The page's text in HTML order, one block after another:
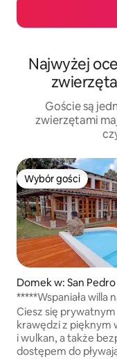
Najwyżej
Goście są
zwierzętami
Wybór gości
Wybór gości
Domek w: San Pedro
una
*****Wspaniała willa
z przytulną plażą
Ciesz się
krawędzi z pięknym
i wulkan, a także
dostępem do